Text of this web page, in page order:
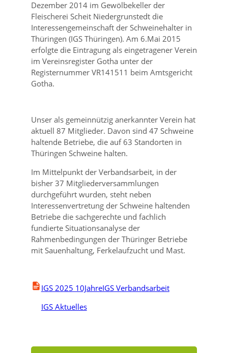
Dezember 2014 im Gewölbekeller der
Fleischerei Scheit Niedergrunstedt die
Interessengemeinschaft der Schweinehalter in
Thüringen (IGS Thüringen). Am 6.Mai 2015
erfolgte die Eintragung als eingetragener Verein
im Vereinsregister Gotha unter der
Registernummer VR141511 beim Amtsgericht
Gotha.
Unser als gemeinnützig anerkannter Verein hat
aktuell 87 Mitglieder. Davon sind 47 Schweine
haltende Betriebe, die auf 63 Standorten in
Thüringen Schweine halten.
Im Mittelpunkt der Verbandsarbeit, in der
bisher 37 Mitgliederversammlungen
durchgeführt wurden, steht neben
Interessenvertretung der Schweine haltenden
Betriebe die sachgerechte und fachlich
fundierte Situationsanalyse der
Rahmenbedingungen der Thüringer Betriebe
mit Sauenhaltung, Ferkelaufzucht und Mast.
IGS 2025 10JahreIGS Verbandsarbeit
IGS Aktuelles